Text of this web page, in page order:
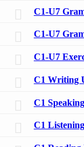
C1-U7
C1-U7
C1-U7
C1 Writing
C1
C1